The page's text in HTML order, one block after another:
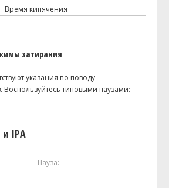
Время кипячения
затирания
указания по поводу
Воспользуйтесь типовыми паузами:
и IPA
Пауза: